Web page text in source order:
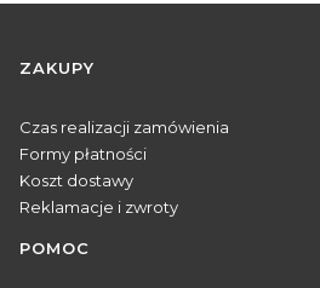
Linki w stopce
ZAKUPY
Czas realizacji zamówienia
Formy płatności
Koszt dostawy
Reklamacje i zwroty
POMOC